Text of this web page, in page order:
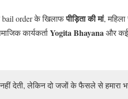
bail order के खिलाफपीड़िता की मां,
कार्यकर्ताYogita Bhayanaऔर कई
नहीं देती, लेकिन दो जजों के फैसले से हमारा